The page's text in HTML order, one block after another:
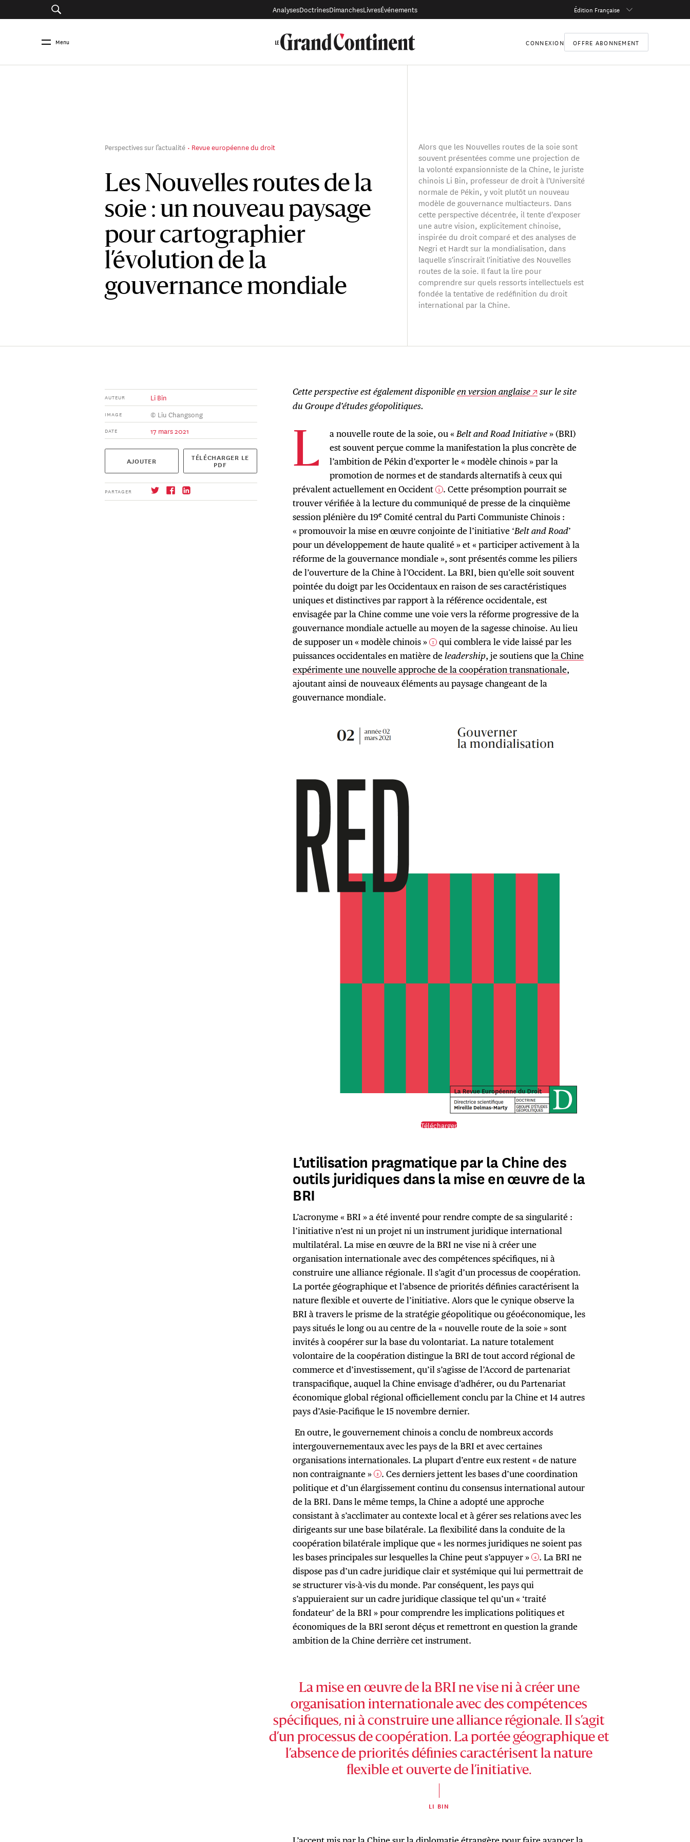
AnalysesDoctrinesDimanchesLivresÉvénements Édition Française
Menu CONNEXION OFFRE ABONNEMENT
Les Nouvelles routes de la
soie : un nouveau paysage
pour cartographier
l’évolution de la
gouvernance mondiale
Perspectives sur l’actualité Revue européenne du droit
Alors que les Nouvelles routes de la soie sont
souvent présentées comme une projection de
la volonté expansionniste de la Chine, le juriste
chinois Li Bin, professeur de droit à l'Université
normale de Pékin, y voit plutôt un nouveau
modèle de gouvernance multiacteurs. Dans
cette perspective décentrée, il tente d'exposer
une autre vision, explicitement chinoise,
inspirée du droit comparé et des analyses de
Negri et Hardt sur la mondialisation, dans
laquelle s'inscrirait l'initiative des Nouvelles
routes de la soie. Il faut la lire pour
comprendre sur quels ressorts intellectuels est
fondée la tentative de redéfinition du droit
international par la Chine.
AUTEUR Li Bin
IMAGE © Liu Changsong
DATE 17 mars 2021
AJOUTER TÉLÉCHARGER LE
PDF
PARTAGER
Cette perspective est également disponibleen version anglaise
sur le site
du Groupe d’études géopolitiques.
L a nouvelle route de la soie, ou «Belt and Road Initiative» (BRI)
est souvent perçue comme la manifestation la plus concrète de
l’ambition de Pékin d’exporter le « modèle chinois » par la
promotion de normes et de standards alternatifs à ceux qui
prévalent actuellement en Occident 1 . Cette présomption pourrait se
trouver vérifiée à la lecture du communiqué de presse de la cinquième
session plénière du 19e Comité central du Parti Communiste Chinois :
« promouvoir la mise en œuvre conjointe de l’initiative ‘Belt and Road’
pour un développement de haute qualité » et « participer activement à la
réforme de la gouvernance mondiale », sont présentés comme les piliers
de l’ouverture de la Chine à l’Occident. La BRI, bien qu’elle soit souvent
pointée du doigt par les Occidentaux en raison de ses caractéristiques
uniques et distinctives par rapport à la référence occidentale, est
envisagée par la Chine comme une voie vers la réforme progressive de la
gouvernance mondiale actuelle au moyen de la sagesse chinoise. Au lieu
de supposer un « modèle chinois » 2 qui comblera le vide laissé par les
puissances occidentales en matière deleadership, je soutiens quela Chine
expérimente une nouvelle approche de la coopération transnationale,
ajoutant ainsi de nouveaux éléments au paysage changeant de la
gouvernance mondiale.
Télécharger
L’utilisation pragmatique par la Chine des
outils juridiques dans la mise en œuvre de la
BRI
L’acronyme « BRI » a été inventé pour rendre compte de sa singularité :
l’initiative n’est ni un projet ni un instrument juridique international
multilatéral. La mise en œuvre de la BRI ne vise ni à créer une
organisation internationale avec des compétences spécifiques, ni à
construire une alliance régionale. Il s’agit d’un processus de coopération.
La portée géographique et l’absence de priorités définies caractérisent la
nature flexible et ouverte de l’initiative. Alors que le cynique observe la
BRI à travers le prisme de la stratégie géopolitique ou géoéconomique, les
pays situés le long ou au centre de la « nouvelle route de la soie » sont
invités à coopérer sur la base du volontariat. La nature totalement
volontaire de la coopération distingue la BRI de tout accord régional de
commerce et d’investissement, qu’il s’agisse de l’Accord de partenariat
transpacifique, auquel la Chine envisage d’adhérer, ou du Partenariat
économique global régional officiellement conclu par la Chine et 14 autres
pays d’Asie-Pacifique le 15 novembre dernier.
En outre, le gouvernement chinois a conclu de nombreux accords
intergouvernementaux avec les pays de la BRI et avec certaines
organisations internationales. La plupart d’entre eux restent « de nature
non contraignante » 3 . Ces derniers jettent les bases d’une coordination
politique et d’un élargissement continu du consensus international autour
de la BRI. Dans le même temps, la Chine a adopté une approche
consistant à s’acclimater au contexte local et à gérer ses relations avec les
dirigeants sur une base bilatérale. La flexibilité dans la conduite de la
coopération bilatérale implique que « les normes juridiques ne soient pas
les bases principales sur lesquelles la Chine peut s’appuyer » 4 . La BRI ne
dispose pas d’un cadre juridique clair et systémique qui lui permettrait de
se structurer vis-à-vis du monde. Par conséquent, les pays qui
s’appuieraient sur un cadre juridique classique tel qu’un « ‘traité
fondateur’ de la BRI » pour comprendre les implications politiques et
économiques de la BRI seront déçus et remettront en question la grande
ambition de la Chine derrière cet instrument.
La mise en œuvre de la BRI ne vise ni à créer une
organisation internationale avec des compétences
spécifiques, ni à construire une alliance régionale. Il s’agit
d’un processus de coopération. La portée géographique et
l’absence de priorités définies caractérisent la nature
flexible et ouverte de l’initiative.
LI BIN